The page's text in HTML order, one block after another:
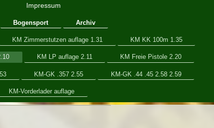
Impressum
Bogensport Archiv
KM Zimmerstutzen auflage 1.31 KM KK 100m 1.35
KM LP auflage 2.11 KM Freie Pistole 2.20
KM-GK .357 2.55 KM-GK .44 .45 2.58 2.59
KM-Vorderlader auflage